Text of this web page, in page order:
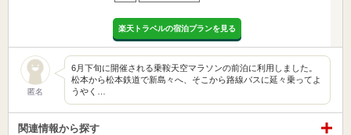
楽天トラベルの宿泊プランを見る
匿名
6月下旬に開催される乗鞍天空マラソンの前泊に利用しました。
松本から松本鉄道で新島々へ、そこから路線バスに延々乗ってよ
うやく…
関連情報から探す